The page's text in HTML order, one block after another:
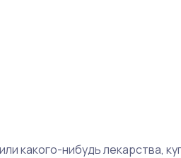
какого-нибудь лекарства,